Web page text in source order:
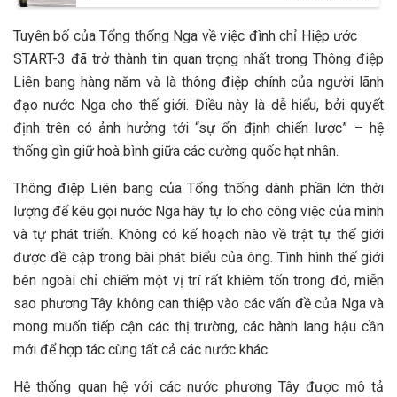
Tuyên bố của Tổng thống Nga về việc đình chỉ Hiệp ước
START-3 đã trở thành tin quan trọng nhất trong Thông điệp
Liên bang hàng năm và là thông điệp chính của người lãnh
đạo nước Nga cho thế giới. Điều này là dễ hiểu, bởi quyết
định trên có ảnh hưởng tới “sự ổn định chiến lược” – hệ
thống gìn giữ hoà bình giữa các cường quốc hạt nhân.
Thông điệp Liên bang của Tổng thống dành phần lớn thời
lượng để kêu gọi nước Nga hãy tự lo cho công việc của mình
và tự phát triển. Không có kế hoạch nào về trật tự thế giới
được đề cập trong bài phát biểu của ông. Tình hình thế giới
bên ngoài chỉ chiếm một vị trí rất khiêm tốn trong đó, miễn
sao phương Tây không can thiệp vào các vấn đề của Nga và
mong muốn tiếp cận các thị trường, các hành lang hậu cần
mới để hợp tác cùng tất cả các nước khác.
Hệ thống quan hệ với các nước phương Tây được mô tả